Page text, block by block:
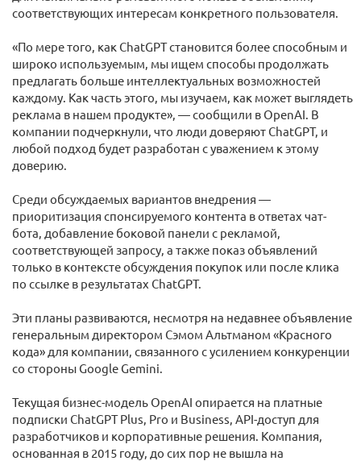
соответствующих интересам конкретного пользователя.
«По мере того, как ChatGPT становится более способным и
широко используемым, мы ищем способы продолжать
предлагать больше интеллектуальных возможностей
каждому. Как часть этого, мы изучаем, как может выглядеть
реклама в нашем продукте», — сообщили в OpenAI. В
компании подчеркнули, что люди доверяют ChatGPT, и
любой подход будет разработан с уважением к этому
доверию.
Среди обсуждаемых вариантов внедрения —
приоритизация спонсируемого контента в ответах чат-
бота, добавление боковой панели с рекламой,
соответствующей запросу, а также показ объявлений
только в контексте обсуждения покупок или после клика
по ссылке в результатах ChatGPT.
Эти планы развиваются, несмотря на недавнее объявление
генеральным директором Сэмом Альтманом «Красного
кода» для компании, связанного с усилением конкуренции
со стороны Google Gemini.
Текущая бизнес-модель OpenAI опирается на платные
подписки ChatGPT Plus, Pro и Business, API-доступ для
разработчиков и корпоративные решения. Компания,
основанная в 2015 году, до сих пор не вышла на